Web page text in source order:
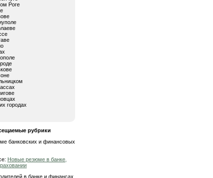
Роге
городах
рубрики
банковских и финансовых
Новые резюме в банке,
в банке и финансах